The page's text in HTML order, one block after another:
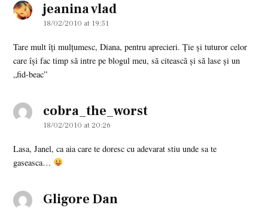
jeanina vladsays:
18/02/2010 at 19:51
Tare mult îţi mulţumesc, Diana, pentru aprecieri. Ţie şi tuturor celor
care îşi fac timp să intre pe blogul meu, să citească şi să lase şi un
„fid-beac”
cobra_the_worstsays:
18/02/2010 at 20:26
Lasa, Janel, ca aia care te doresc cu adevarat stiu unde sa te
gaseasca…
Gligore Dan